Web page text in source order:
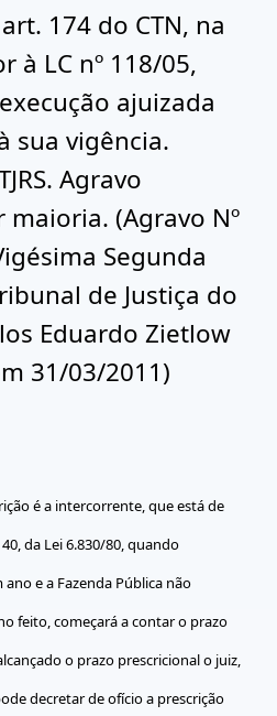
174 do CTN, na
à LC nº 118/05,
ajuizada
sua vigência.
Agravo
(Agravo Nº
Segunda
de Justiça do
Eduardo Zietlow
31/03/2011)
é a intercorrente, que está de
da Lei 6.830/80, quando
e a Fazenda Pública não
feito, começará a contar o prazo
o prazo prescricional o juiz,
decretar de ofício a prescrição